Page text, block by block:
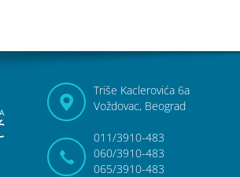
Triše Kaclerovića 6a
Voždovac, Beograd
011/3910-483
060/3910-483
065/3910-483